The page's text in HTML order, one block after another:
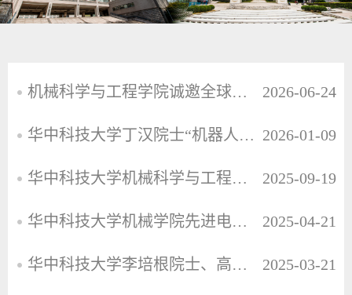
机械科学与工程学院诚邀全球英才 2026-06-24
华中科技大学丁汉院士“机器人化智能制造”团队诚聘博士后 2026-01-09
华中科技大学机械科学与工程学院专任教师科学研究岗位招聘 2025-09-19
华中科技大学机械学院先进电子材料与制造团队诚聘博士后研究人员 2025-04-21
华中科技大学李培根院士、高亮教授团队诚聘博士后 2025-03-21